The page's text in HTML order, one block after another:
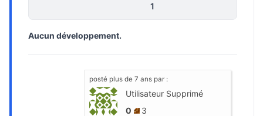
1
Aucun développement.
posté plus de 7 ans par :
Utilisateur Supprimé
0
3